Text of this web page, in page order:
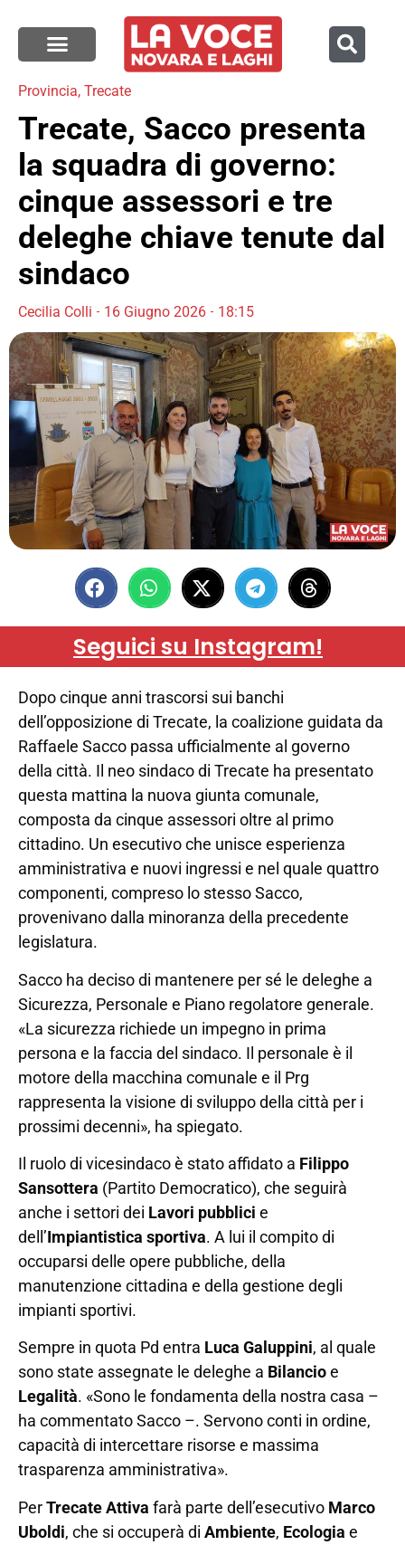
Provincia, Trecate
Trecate, Sacco presenta
la squadra di governo:
cinque assessori e tre
deleghe chiave tenute dal
sindaco
Cecilia Colli 16 Giugno 2026 18:15
Seguici su Instagram!
Dopo cinque anni trascorsi sui banchi
dell’opposizione di Trecate, la coalizione guidata da
Raffaele Sacco passa ufficialmente al governo
della città. Il neo sindaco di Trecate ha presentato
questa mattina la nuova giunta comunale,
composta da cinque assessori oltre al primo
cittadino. Un esecutivo che unisce esperienza
amministrativa e nuovi ingressi e nel quale quattro
componenti, compreso lo stesso Sacco,
provenivano dalla minoranza della precedente
legislatura.
Sacco ha deciso di mantenere per sé le deleghe a
Sicurezza, Personale e Piano regolatore generale.
«La sicurezza richiede un impegno in prima
persona e la faccia del sindaco. Il personale è il
motore della macchina comunale e il Prg
rappresenta la visione di sviluppo della città per i
prossimi decenni», ha spiegato.
Il ruolo di vicesindaco è stato affidato a Filippo
Sansottera (Partito Democratico), che seguirà
anche i settori dei Lavori pubblici e
dell’Impiantistica sportiva. A lui il compito di
occuparsi delle opere pubbliche, della
manutenzione cittadina e della gestione degli
impianti sportivi.
Sempre in quota Pd entra Luca Galuppini, al quale
sono state assegnate le deleghe a Bilancioe
Legalità. «Sono le fondamenta della nostra casa –
ha commentato Sacco –. Servono conti in ordine,
capacità di intercettare risorse e massima
trasparenza amministrativa».
PerTrecate Attiva farà parte dell’esecutivo Marco
Uboldi, che si occuperà di Ambiente, Ecologia e